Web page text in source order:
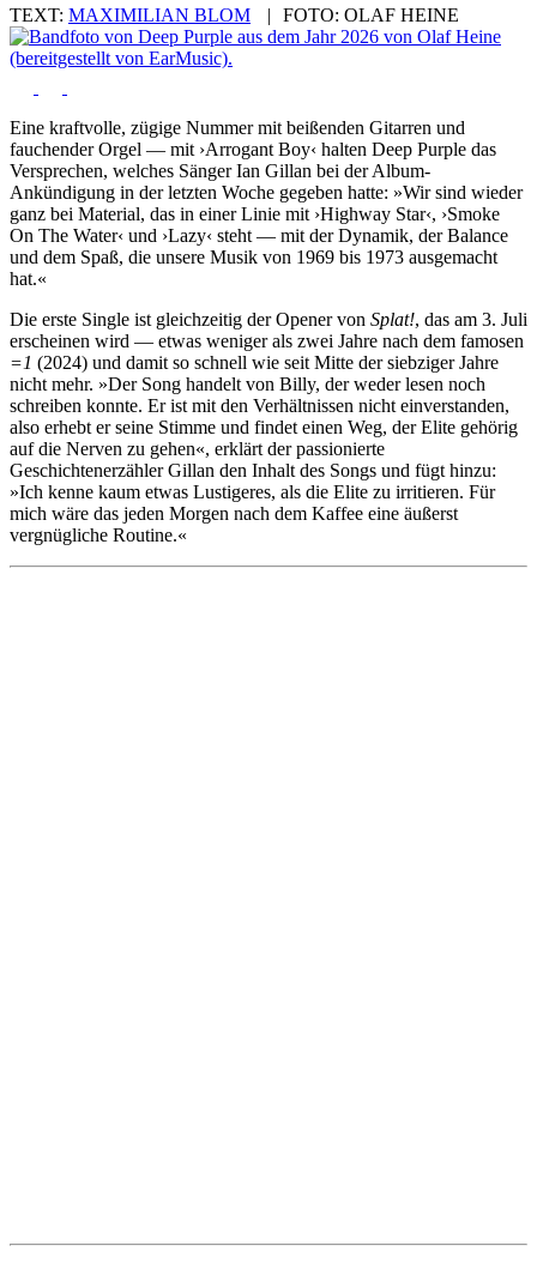
TEXT: MAXIMILIAN BLOM | FOTO: OLAF HEINE
Eine kraftvolle, zügige Nummer mit beißenden Gitarren und
fauchender Orgel — mit ›Arrogant Boy‹ halten Deep Purple das
Versprechen, welches Sänger Ian Gillan bei der Album-
Ankündigung in der letzten Woche gegeben hatte: »Wir sind wieder
ganz bei Material, das in einer Linie mit ›Highway Star‹, ›Smoke
On The Water‹ und ›Lazy‹ steht — mit der Dynamik, der Balance
und dem Spaß, die unsere Musik von 1969 bis 1973 ausgemacht
hat.«
Die erste Single ist gleichzeitig der Opener von Splat!, das am 3. Juli
erscheinen wird — etwas weniger als zwei Jahre nach dem famosen
=1 (2024) und damit so schnell wie seit Mitte der siebziger Jahre
nicht mehr. »Der Song handelt von Billy, der weder lesen noch
schreiben konnte. Er ist mit den Verhältnissen nicht einverstanden,
also erhebt er seine Stimme und findet einen Weg, der Elite gehörig
auf die Nerven zu gehen«, erklärt der passionierte
Geschichtenerzähler Gillan den Inhalt des Songs und fügt hinzu:
»Ich kenne kaum etwas Lustigeres, als die Elite zu irritieren. Für
mich wäre das jeden Morgen nach dem Kaffee eine äußerst
vergnügliche Routine.«